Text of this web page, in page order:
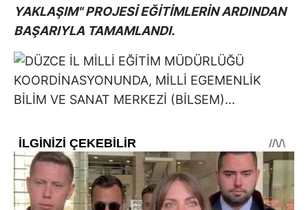
YAKLAŞIM" PROJESİ EĞİTİMLERİN ARDINDAN
BAŞARIYLA TAMAMLANDI.